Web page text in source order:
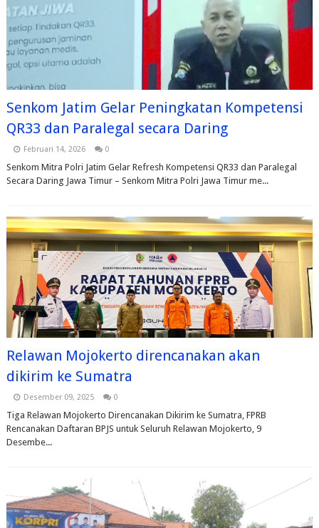
Senkom Jatim Gelar Peningkatan Kompetensi
QR33 dan Paralegal secara Daring
Februari 14, 2026 0
Senkom Mitra Polri Jatim Gelar Refresh Kompetensi QR33 dan Paralegal
Secara Daring Jawa Timur – Senkom Mitra Polri Jawa Timur me...
Relawan Mojokerto direncanakan akan
dikirim ke Sumatra
Desember 09, 2025 0
Tiga Relawan Mojokerto Direncanakan Dikirim ke Sumatra, FPRB
Rencanakan Daftaran BPJS untuk Seluruh Relawan Mojokerto, 9
Desembe...